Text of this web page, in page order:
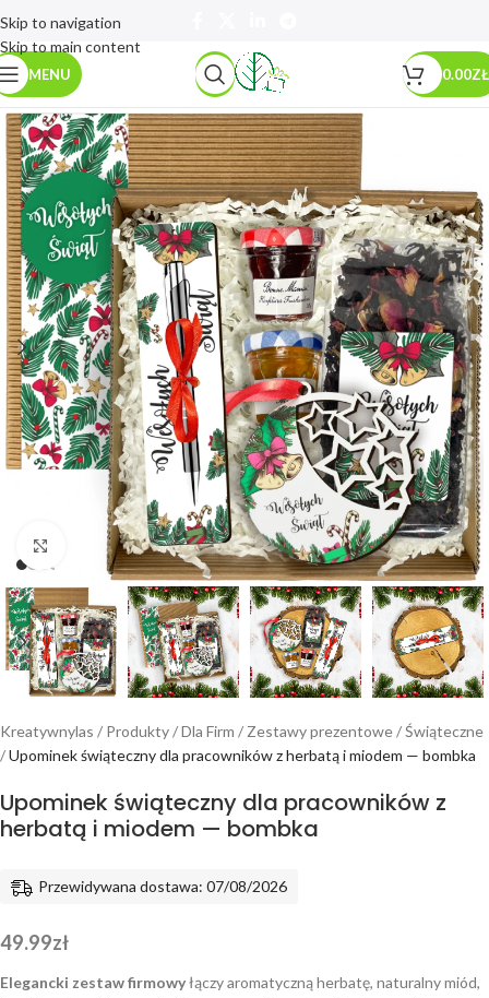
Skip to navigation
Skip to main content
MENU 0.00ZŁ
Powiększ
Kreatywnylas / Produkty/Dla Firm / Zestawy prezentowe/Świąteczne
/Upominek świąteczny dla pracowników z herbatą i miodem — bombka
Upominek świąteczny dla pracowników z
herbatą i miodem — bombka
Przewidywana dostawa: 07/08/2026
49.99zł
Elegancki zestaw firmowyłączy aromatyczną herbatę, naturalny miód,